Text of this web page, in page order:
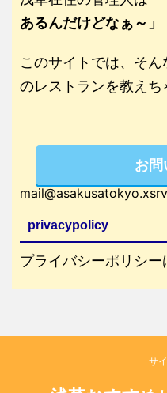
あるんだけどなぁ～」
このサイトでは、そ
のレストランを教えち
お問
privacypolicy
プライバシーポリシー
サ